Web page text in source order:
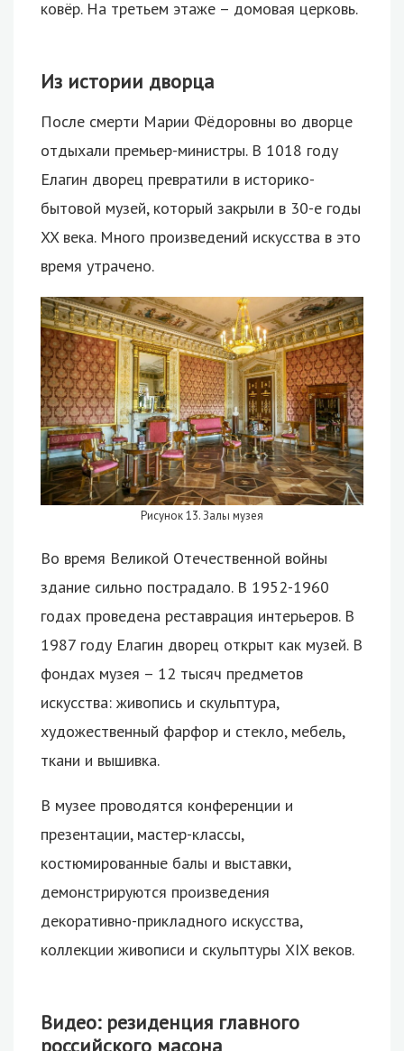
ковёр. На третьем этаже – домовая церковь.
Из истории дворца
После смерти Марии Фёдоровны во дворце
отдыхали премьер-министры. В 1018 году
Елагин дворец превратили в историко-
бытовой музей, который закрыли в 30-е годы
XX века. Много произведений искусства в это
время утрачено.
Рисунок 13. Залы музея
Во время Великой Отечественной войны
здание сильно пострадало. В 1952-1960
годах проведена реставрация интерьеров. В
1987 году Елагин дворец открыт как музей. В
фондах музея – 12 тысяч предметов
искусства: живопись и скульптура,
художественный фарфор и стекло, мебель,
ткани и вышивка.
В музее проводятся конференции и
презентации, мастер-классы,
костюмированные балы и выставки,
демонстрируются произведения
декоративно-прикладного искусства,
коллекции живописи и скульптуры XIX веков.
Видео: резиденция главного
российского масона